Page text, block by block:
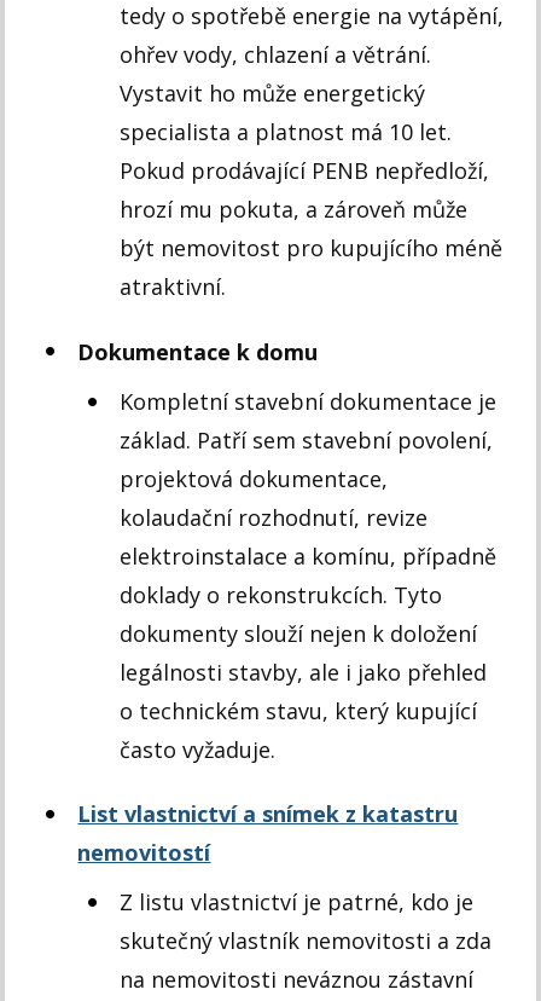
tedy o spotřebě energie na vytápění,
ohřev vody, chlazení a větrání.
Vystavit ho může energetický
specialista a platnost má 10 let.
Pokud prodávající PENB nepředloží,
hrozí mu pokuta, a zároveň může
být nemovitost pro kupujícího méně
atraktivní.
Dokumentace k domu
Kompletní stavební dokumentace je
základ. Patří sem stavební povolení,
projektová dokumentace,
kolaudační rozhodnutí, revize
elektroinstalace a komínu, případně
doklady o rekonstrukcích. Tyto
dokumenty slouží nejen k doložení
legálnosti stavby, ale i jako přehled
o technickém stavu, který kupující
často vyžaduje.
List vlastnictví a snímek z katastru
nemovitostí
Z listu vlastnictví je patrné, kdo je
skutečný vlastník nemovitosti a zda
na nemovitosti neváznou zástavní